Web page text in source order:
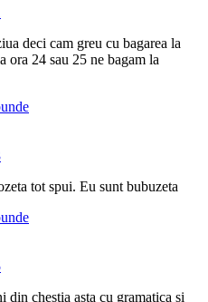
deci cam greu cu bagarea la
ora 24 sau 25 ne bagam la
tot spui. Eu sunt bubuzeta
din chestia asta cu gramatica si